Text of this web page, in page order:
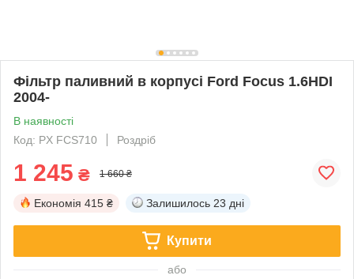
Фільтр паливний в корпусі Ford Focus 1.6HDI
2004-
В наявності
Код: PX FCS710
Роздріб
1 245 ₴ 1 660 ₴
Економія 415 ₴ Залишилось 23 дні
Купити
або